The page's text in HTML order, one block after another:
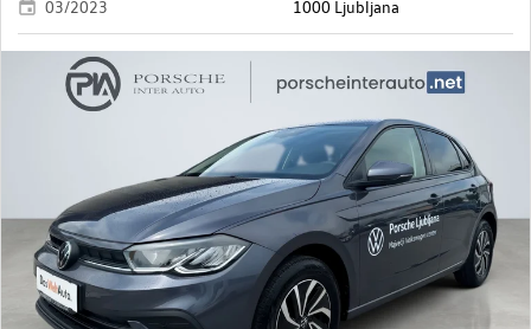
03/2023 1000 Ljubljana